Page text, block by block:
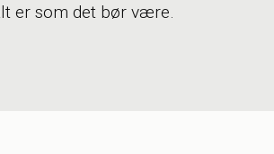
er som det bør være.